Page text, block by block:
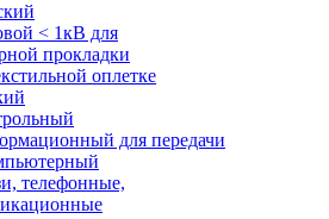
< 1кВ для
прокладки
оплетке
для передачи
телефонные,